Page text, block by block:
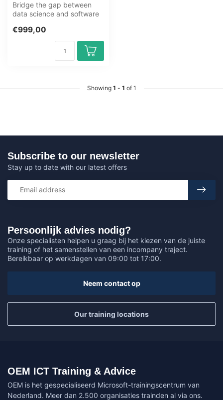
Bridge the gap between
data science and software
jo...
€999,00
Showing 1 - 1 of 1
Persoonlijk advies nodig?
Onze specialisten helpen u graag bij het kiezen van de juiste
training of het samenstellen van een incompany traject.
Bereikbaar op werkdagen van 09:00 tot 17:00.
Neem contact op
Our training locations
Subscribe to our newsletter
Stay up to date with our latest offers
OEM ICT Training & Advice
OEM is het gespecialiseerd Microsoft-trainingscentrum van
Nederland. Meer dan 2.500 organisaties trainden al via ons.